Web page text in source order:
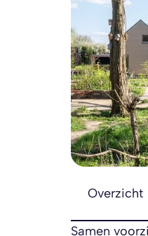
Overzicht
Samen